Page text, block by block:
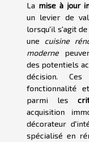
La mise à jour
un levier de
lorsqu'il s'agit
une cuisine
moderne
des potentiels
décision.
fonctionnalité
parmi les
acquisition
décorateur
spécialisé en